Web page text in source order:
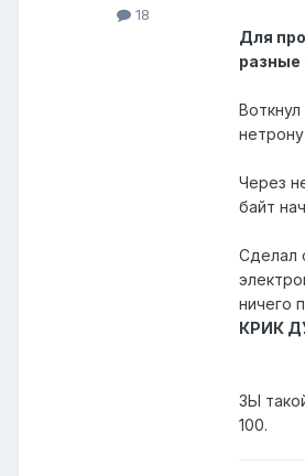
18
Для
разные
Через
байт
Сделал
ничего
КРИК
ЗЫ
100.